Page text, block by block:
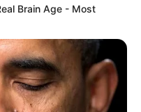
Brain Age - Most